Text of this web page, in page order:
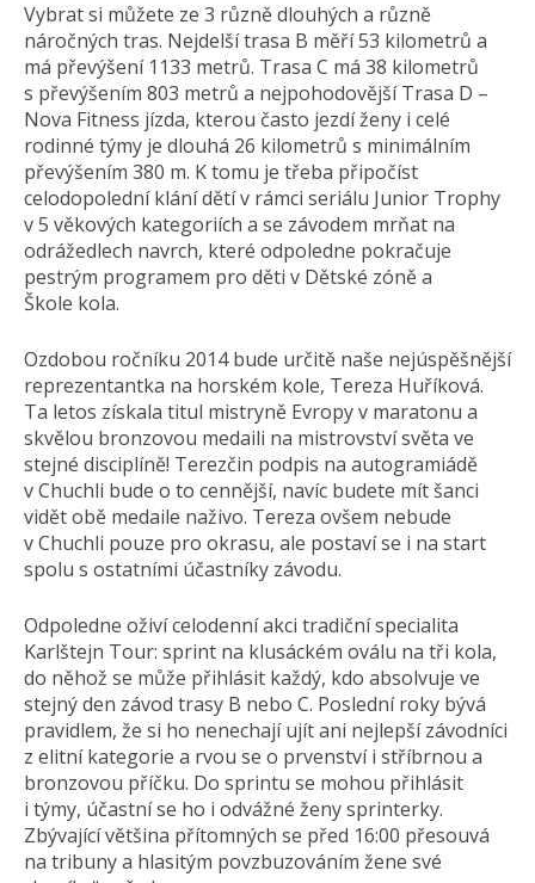
Vybrat si můžete ze 3 různě dlouhých a různě
náročných tras. Nejdelší trasa B měří 53 kilometrů a
má převýšení 1133 metrů. Trasa C má 38 kilometrů
s převýšením 803 metrů a nejpohodovější Trasa D –
Nova Fitness jízda, kterou často jezdí ženy i celé
rodinné týmy je dlouhá 26 kilometrů s minimálním
převýšením 380 m. K tomu je třeba připočíst
celodopolední klání dětí v rámci seriálu Junior Trophy
v 5 věkových kategoriích a se závodem mrňat na
odrážedlech navrch, které odpoledne pokračuje
pestrým programem pro děti v Dětské zóně a
Škole kola.
Ozdobou ročníku 2014 bude určitě naše nejúspěšnější
reprezentantka na horském kole, Tereza Huříková.
Ta letos získala titul mistryně Evropy v maratonu a
skvělou bronzovou medaili na mistrovství světa ve
stejné disciplíně! Terezčin podpis na autogramiádě
v Chuchli bude o to cennější, navíc budete mít šanci
vidět obě medaile naživo. Tereza ovšem nebude
v Chuchli pouze pro okrasu, ale postaví se i na start
spolu s ostatními účastníky závodu.
Odpoledne oživí celodenní akci tradiční specialita
Karlštejn Tour: sprint na klusáckém oválu na tři kola,
do něhož se může přihlásit každý, kdo absolvuje ve
stejný den závod trasy B nebo C. Poslední roky bývá
pravidlem, že si ho nenechají ujít ani nejlepší závodníci
z elitní kategorie a rvou se o prvenství i stříbrnou a
bronzovou příčku. Do sprintu se mohou přihlásit
i týmy, účastní se ho i odvážné ženy sprinterky.
Zbývající většina přítomných se před 16:00 přesouvá
na tribuny a hlasitým povzbuzováním žene své